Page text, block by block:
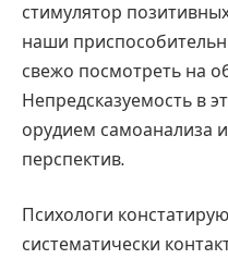
стимулятор
наши
свежо посмотреть на
Непредсказуемость в
орудием самоанализа
перспектив.
Психологи
систематически